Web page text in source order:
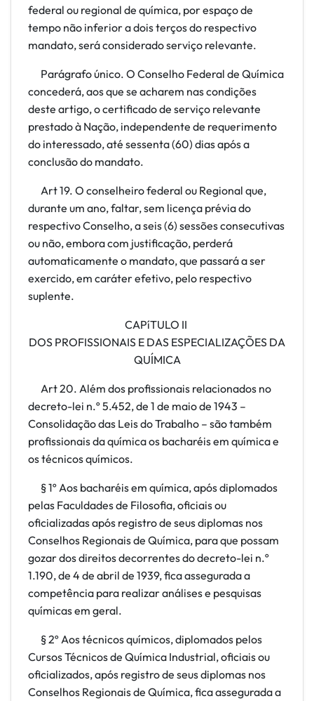
federal ou regional de química, por espaço de
tempo não inferior a dois terços do respectivo
mandato, será considerado serviço relevante.
Parágrafo único. O Conselho Federal de Química
concederá, aos que se acharem nas condições
deste artigo, o certificado de serviço relevante
prestado à Nação, independente de requerimento
do interessado, até sessenta (60) dias após a
conclusão do mandato.
Art 19. O conselheiro federal ou Regional que,
durante um ano, faltar, sem licença prévia do
respectivo Conselho, a seis (6) sessões consecutivas
ou não, embora com justificação, perderá
automaticamente o mandato, que passará a ser
exercido, em caráter efetivo, pelo respectivo
suplente.
CAPíTULO II
DOS PROFISSIONAIS E DAS ESPECIALIZAÇÕES DA
QUÍMICA
Art 20. Além dos profissionais relacionados no
decreto-lei n.º 5.452, de 1 de maio de 1943 –
Consolidação das Leis do Trabalho – são também
profissionais da química os bacharéis em química e
os técnicos químicos.
§ 1º Aos bacharéis em química, após diplomados
pelas Faculdades de Filosofia, oficiais ou
oficializadas após registro de seus diplomas nos
Conselhos Regionais de Química, para que possam
gozar dos direitos decorrentes do decreto-lei n.º
1.190, de 4 de abril de 1939, fica assegurada a
competência para realizar análises e pesquisas
químicas em geral.
§ 2º Aos técnicos químicos, diplomados pelos
Cursos Técnicos de Química Industrial, oficiais ou
oficializados, após registro de seus diplomas nos
Conselhos Regionais de Química, fica assegurada a